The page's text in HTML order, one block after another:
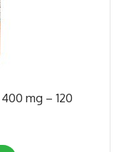
mg – 120